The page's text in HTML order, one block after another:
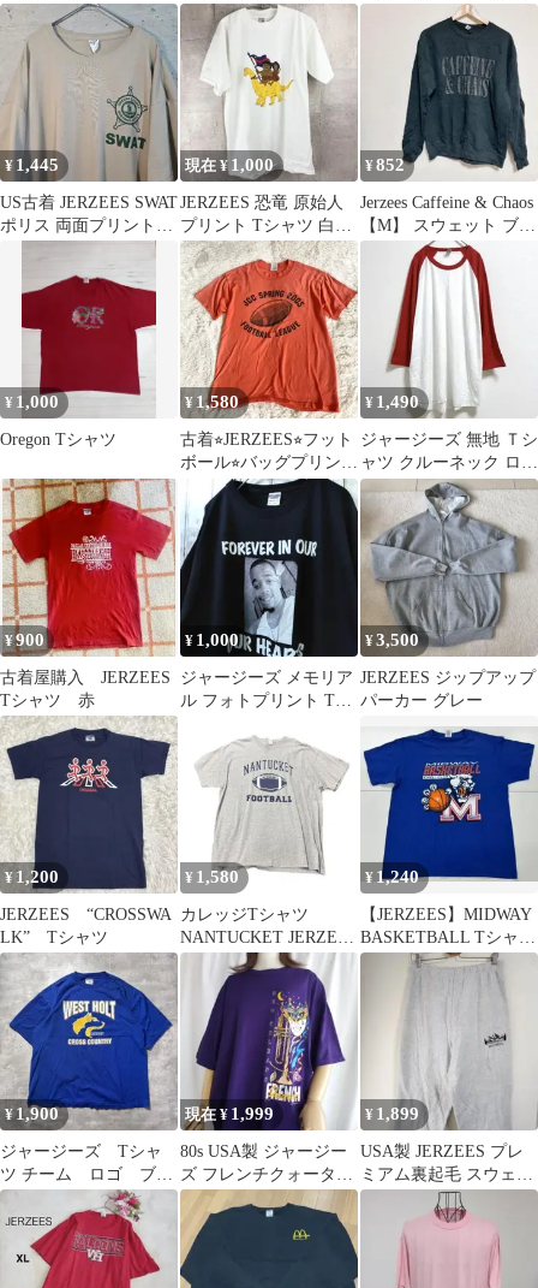
ジ Tシャツ 825
グルステッチ
¥ 1,445
US古着 JERZEES SWAT
ポリス 両面プリントT
現在 ¥ 1,000
JERZEES 恐竜 原始人
プリント Tシャツ 白
USA製 Mサイズ
¥852
Jerzees Caffeine & Chaos
【M】 スウェット ブラ
¥ 1,000
Oregon Tシャツ
¥1,580
古着⭐︎JERZEES⭐︎フット
ボール⭐︎バッグプリント
虎⭐︎使用感あり
¥ 1,490
ジャージーズ 無地 Ｔシ
ャツ クルーネック ロン
T L 赤 白 綿混 Y2K
¥900
古着屋購入 JERZEES
Tシャツ 赤
¥ 1,000
ジャージーズ メモリア
ル フォトプリント Tシ
サイズ
¥3,500
JERZEES ジップアップ
パーカー グレー
¥1,200
JERZEES “CROSSWA
LK” Tシャツ
¥ 1,580
カレッジTシャツ
NANTUCKET JERZEES
製 古着 グレー 8Sb
¥ 1,240
​【JERZEES】MIDWAY
BASKETBALL Tシャツ
L アメリカ古着
¥ 1,900
ジャージーズ Tシャ
ツ チーム ロゴ ブル
ー アメリカ古着 XL
5463
現在 ¥ 1,999
80s USA製 ジャージー
ズ フレンチクォーター
Tシャツ XL 紫 古着
¥ 1,899
USA製 JERZEES プレ
ミアム裏起毛 スウェッ
トパンツ ゆるダボ